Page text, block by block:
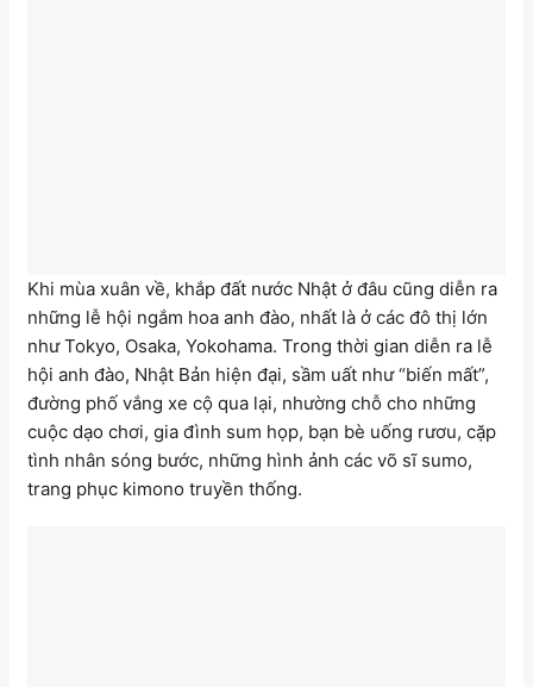
Khi mùa xuân về, khắp đất nước Nhật ở đâu cũng diễn ra
những lễ hội ngắm hoa anh đào, nhất là ở các đô thị lớn
như Tokyo, Osaka, Yokohama. Trong thời gian diễn ra lễ
hội anh đào, Nhật Bản hiện đại, sầm uất như “biến mất”,
đường phố vắng xe cộ qua lại, nhường chỗ cho những
cuộc dạo chơi, gia đình sum họp, bạn bè uống rươu, cặp
tình nhân sóng bước, những hình ảnh các võ sĩ sumo,
trang phục kimono truyền thống.